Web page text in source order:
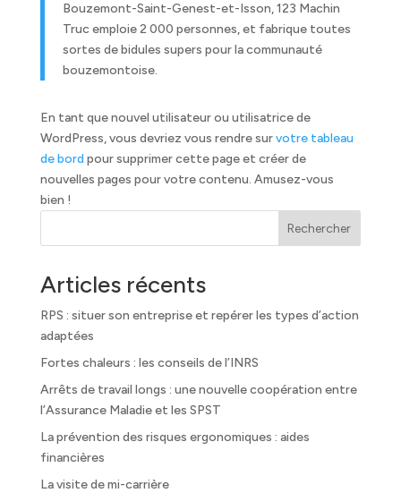
Bouzemont-Saint-Genest-et-Isson, 123 Machin
Truc emploie 2 000 personnes, et fabrique toutes
sortes de bidules supers pour la communauté
bouzemontoise.
En tant que nouvel utilisateur ou utilisatrice de
WordPress, vous devriez vous rendre survotre tableau
de bord pour supprimer cette page et créer de
nouvelles pages pour votre contenu. Amusez-vous
bien !
Rechercher
Articles récents
RPS : situer son entreprise et repérer les types d’action
adaptées
Fortes chaleurs : les conseils de l’INRS
Arrêts de travail longs : une nouvelle coopération entre
l’Assurance Maladie et les SPST
La prévention des risques ergonomiques : aides
financières
La visite de mi-carrière